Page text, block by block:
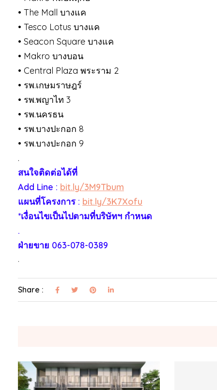
• The Mall บางแค
• Tesco Lotus บางแค
• Seacon Square บางแค
• Makro บางบอน
• Central Plaza พระราม 2
• รพ.เกษมราษฎร์
• รพ.พญาไท 3
• รพ.นครธน
• รพ.บางปะกอก 8
• รพ.บางปะกอก 9
.
สนใจติดต่อได้ที่
Add Line : bit.ly/3M9Tbum
แผนที่โครงการ : bit.ly/3K7Xofu
*เงื่อนไขเป็นไปตามที่บริษัทฯ กำหนด
.
ฝ่ายขาย 063-078-0389
.
Share :